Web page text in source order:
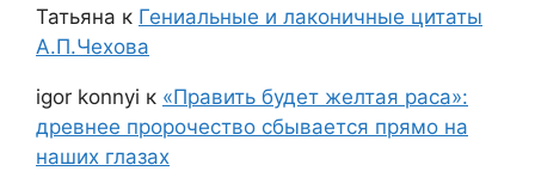
Татьяна к Гениальные и лаконичные цитаты
А.П.Чехова
igor konnyi к «Править будет желтая раса»:
древнее пророчество сбывается прямо на
наших глазах